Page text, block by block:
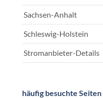
Sachsen-Anhalt
Schleswig-Holstein
Stromanbieter-Details
häufig besuchte Seiten